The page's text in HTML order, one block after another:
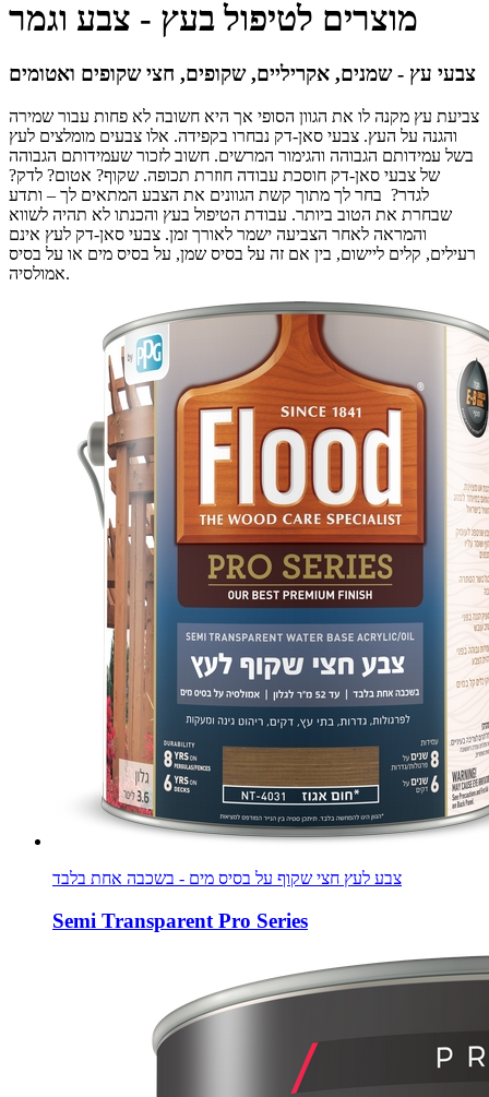
מוצרים לטיפול בעץ - צבע וגמר
צבעי עץ - שמנים, אקריליים, שקופים, חצי שקופים ואטומים
צביעת עץ מקנה לו את הגוון הסופי אך היא חשובה לא פחות עבור שמירה
והגנה על העץ. צבעי סאן-דק נבחרו בקפידה. אלו צבעים מומלצים לעץ
בשל עמידותם הגבוהה והגימור המרשים. חשוב לזכור שעמידותם הגבוהה
של צבעי סאן-דק חוסכת עבודה חוזרת תכופה. שקוף? אטום? לדק?
לגדר? בחר לך מתוך קשת הגוונים את הצבע המתאים לך – ותדע
שבחרת את הטוב ביותר. עבודת הטיפול בעץ והכנתו לא תהיה לשווא
והמראה לאחר הצביעה ישמר לאורך זמן. צבעי סאן-דק לעץ אינם
רעילים, קלים ליישום, בין אם זה על בסיס שמן, על בסיס מים או על בסיס
אמולסיה.
צבע לעץ חצי שקוף על בסיס מים - בשכבה אחת בלבד
Semi Transparent Pro Series